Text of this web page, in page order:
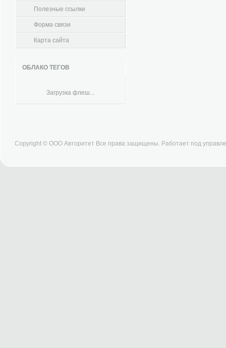
Полезные ссылки
Форма связи
Карта сайта
ОБЛАКО ТЕГОВ
Загрузка флеш...
Copyright © ООО Авторитет Все права защищены. Работает под